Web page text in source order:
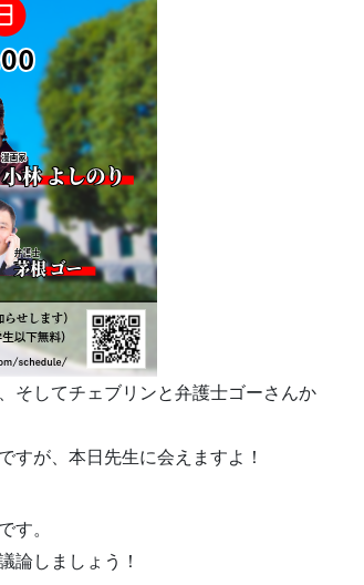
そしてチェブリンと弁護士ゴーさんか
すが、本日先生に会えますよ！
す。
論しましょう！